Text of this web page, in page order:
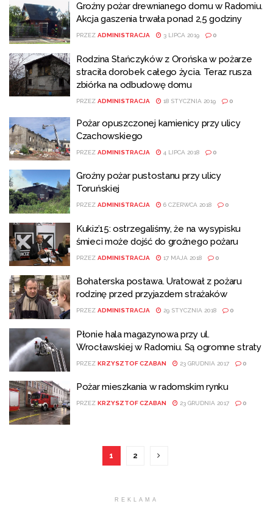
Groźny pożar drewnianego domu w Radomiu.
Akcja gaszenia trwała ponad 2,5 godziny
PRZEZ ADMINISTRACJA 3 LIPCA 2019 0
Rodzina Stańczyków z Orońska w pożarze
straciła dorobek całego życia. Teraz rusza
zbiórka na odbudowę domu
PRZEZ ADMINISTRACJA 18 STYCZNIA 2019 0
Pożar opuszczonej kamienicy przy ulicy
Czachowskiego
PRZEZ ADMINISTRACJA 4 LIPCA 2018 0
Groźny pożar pustostanu przy ulicy
Toruńskiej
PRZEZ ADMINISTRACJA 6 CZERWCA 2018 0
Kukiz’15: ostrzegaliśmy, że na wysypisku
śmieci może dojść do groźnego pożaru
PRZEZ ADMINISTRACJA 17 MAJA 2018 0
Bohaterska postawa. Uratował z pożaru
rodzinę przed przyjazdem strażaków
PRZEZ ADMINISTRACJA 29 STYCZNIA 2018 0
Płonie hala magazynowa przy ul.
Wrocławskiej w Radomiu. Są ogromne straty
PRZEZ KRZYSZTOF CZABAN 23 GRUDNIA 2017 0
Pożar mieszkania w radomskim rynku
PRZEZ KRZYSZTOF CZABAN 23 GRUDNIA 2017 0
1 2
REKLAMA